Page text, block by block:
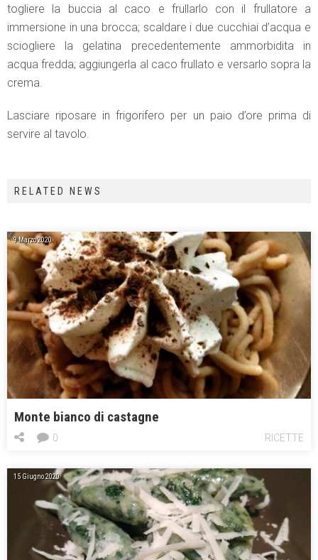
togliere la buccia al caco e frullarlo con il frullatore a
immersione in una brocca; scaldare i due cucchiai d’acqua e
sciogliere la gelatina precedentemente ammorbidita in
acqua fredda; aggiungerla al caco frullato e versarlo sopra la
crema.
Lasciare riposare in frigorifero per un paio d’ore prima di
servire al tavolo.
RELATED NEWS
9 Marzo 2020
Monte bianco di castagne
RICETTE
0
15 Giugno 2020